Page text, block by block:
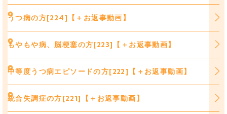
うつ病の方[224]【＋お返事動画】
もやもや病、脳梗塞の方[223]【＋お返事動画】
中等度うつ病エピソードの方[222]【＋お返事動画】
統合失調症の方[221]【＋お返事動画】